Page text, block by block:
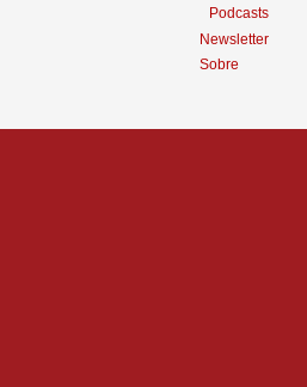
Podcasts
Newsletter
Sobre